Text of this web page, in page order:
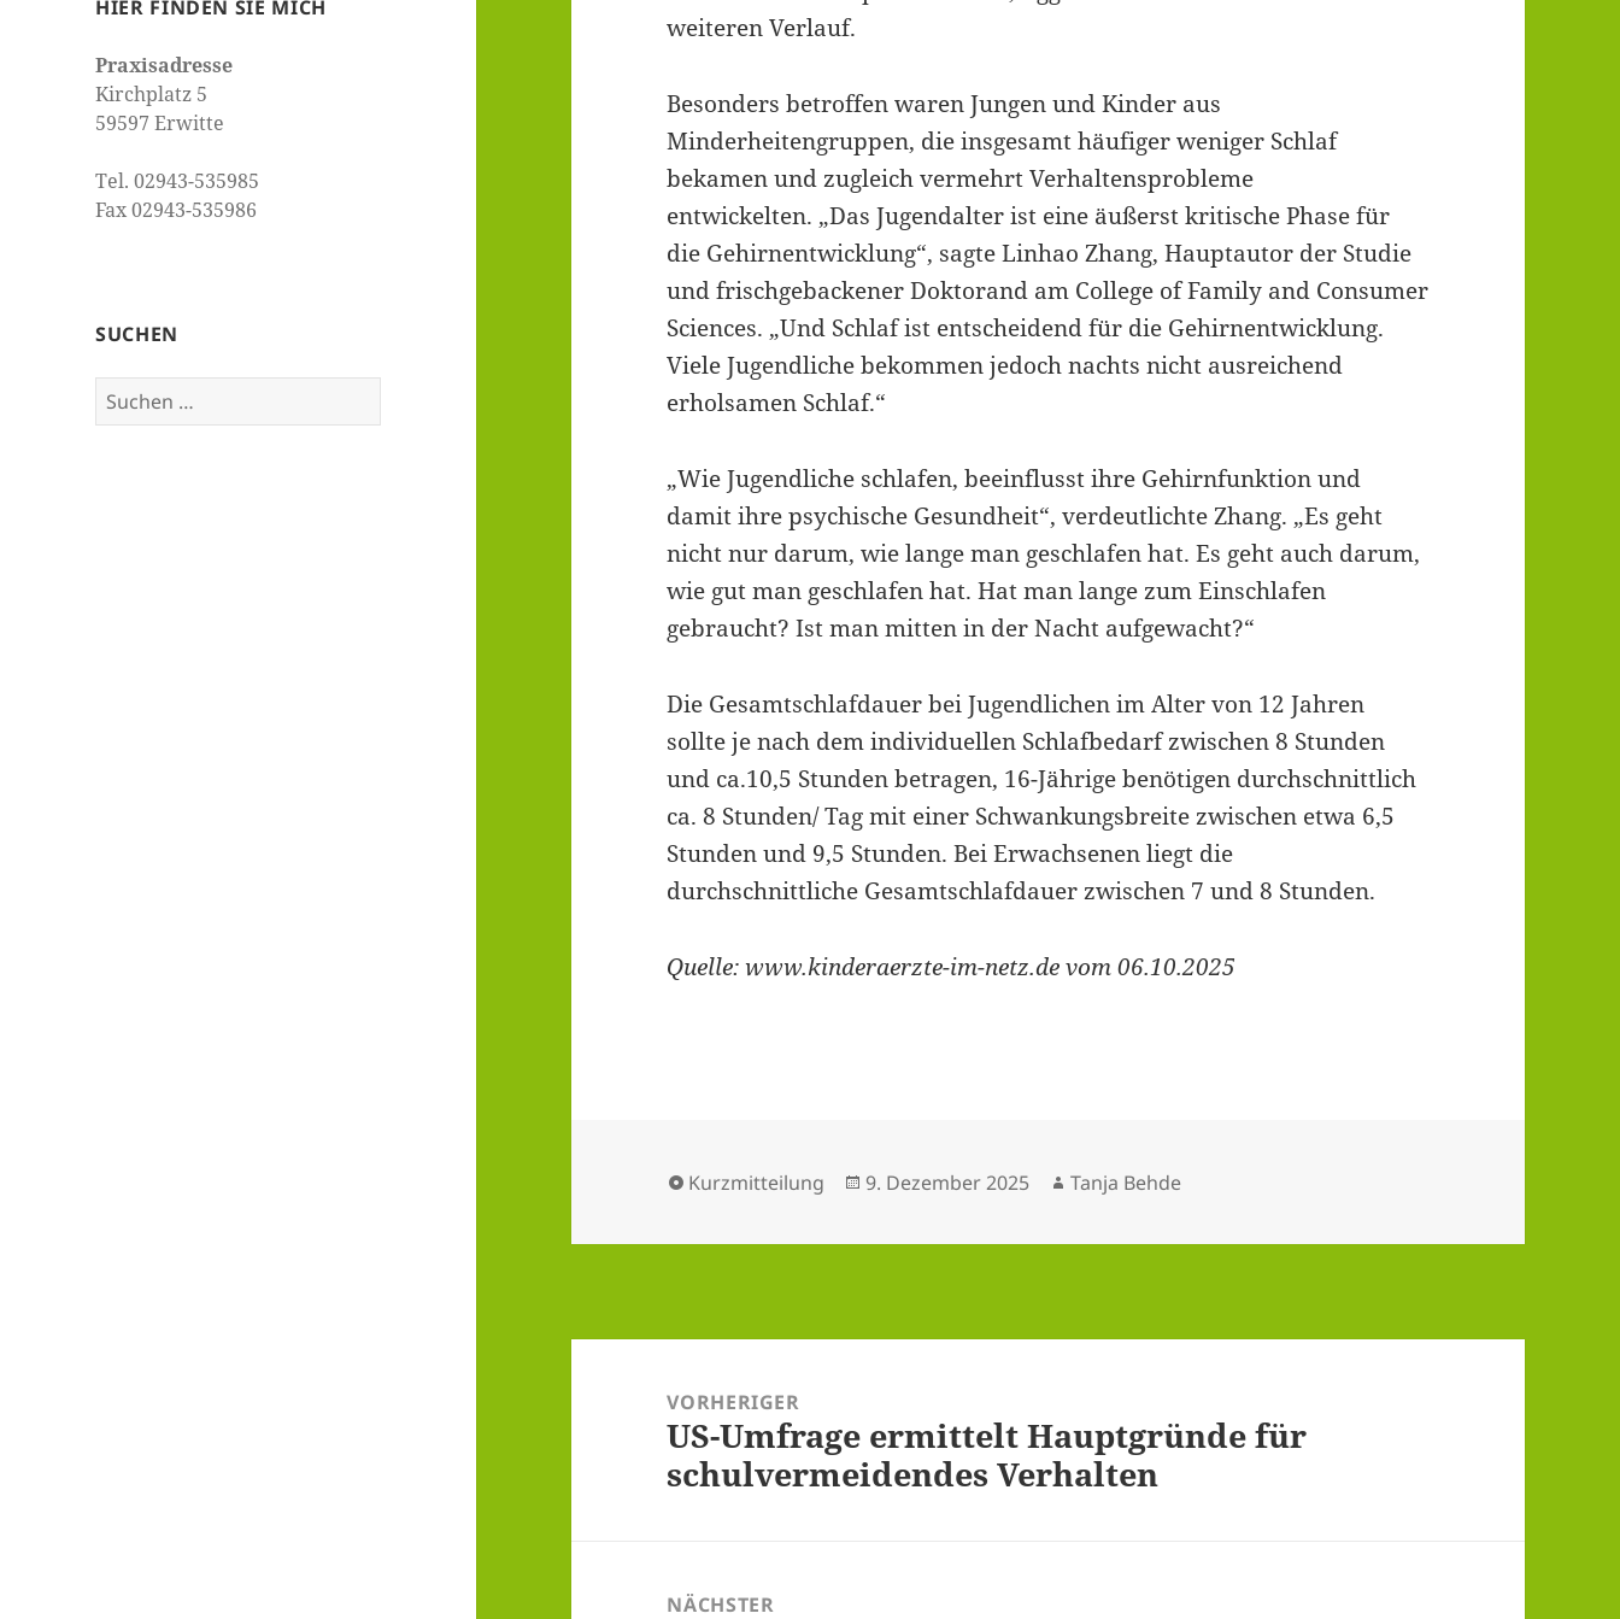
HIER FINDEN SIE MICH
Praxisadresse
Kirchplatz 5
59597 Erwitte
Tel. 02943-535985
Fax 02943-535986
SUCHEN
Suchen
nach:
weiteren Verlauf.
Besonders betroffen waren Jungen und Kinder aus
Minderheitengruppen, die insgesamt häufiger weniger Schlaf
bekamen und zugleich vermehrt Verhaltensprobleme
entwickelten. „Das Jugendalter ist eine äußerst kritische Phase für
die Gehirnentwicklung“, sagte Linhao Zhang, Hauptautor der Studie
und frischgebackener Doktorand am College of Family and Consumer
Sciences. „Und Schlaf ist entscheidend für die Gehirnentwicklung.
Viele Jugendliche bekommen jedoch nachts nicht ausreichend
erholsamen Schlaf.“
„Wie Jugendliche schlafen, beeinflusst ihre Gehirnfunktion und
damit ihre psychische Gesundheit“, verdeutlichte Zhang. „Es geht
nicht nur darum, wie lange man geschlafen hat. Es geht auch darum,
wie gut man geschlafen hat. Hat man lange zum Einschlafen
gebraucht? Ist man mitten in der Nacht aufgewacht?“
Die Gesamtschlafdauer bei Jugendlichen im Alter von 12 Jahren
sollte je nach dem individuellen Schlafbedarf zwischen 8 Stunden
und ca.10,5 Stunden betragen, 16-Jährige benötigen durchschnittlich
ca. 8 Stunden/ Tag mit einer Schwankungsbreite zwischen etwa 6,5
Stunden und 9,5 Stunden. Bei Erwachsenen liegt die
durchschnittliche Gesamtschlafdauer zwischen 7 und 8 Stunden.
Quelle: www.kinderaerzte-im-netz.de vom 06.10.2025
Format
Kurzmitteilung
Veröffentlicht
9. Dezember 2025 Autor
Tanja Behde
VORHERIGER
Vorheriger
Beitrag:
US-Umfrage ermittelt Hauptgründe für
schulvermeidendes Verhalten
NÄCHSTER